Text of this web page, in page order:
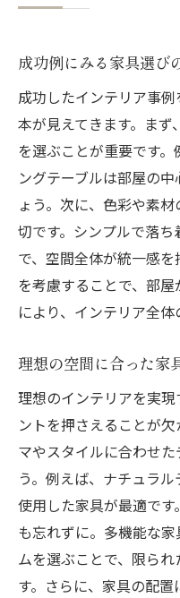
成功例にみる家具選び
成功したインテリア事
本が見えてきます。ま
を選ぶことが重要です
ングテーブルは部屋の
ょう。次に、色彩や素
切です。シンプルで落
で、空間全体が統一感
を考慮することで、部
により、インテリア全体
理想の空間に合った家
理想のインテリアを実
ントを押さえることが
マやスタイルに合わせ
う。例えば、ナチュラ
使用した家具が最適で
も忘れずに。多機能な
ムを選ぶことで、限ら
す。さらに、家具の配